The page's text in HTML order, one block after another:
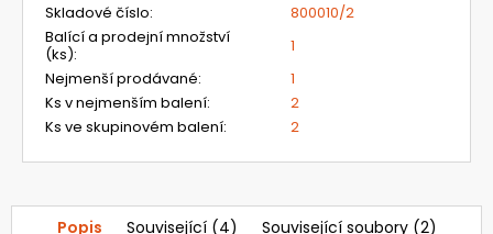
Skladové číslo:
800010/2
Balící a prodejní množství
(ks):
1
Nejmenší prodávané:
1
Ks v nejmenším balení:
2
Ks ve skupinovém balení: 2
Popis Související (4)
Související soubory (2)
ŠTÍT
NEOPRENOVÝM
OBLIČEJOVÝM
TĚSNĚNÍM
BODOVÝM
3